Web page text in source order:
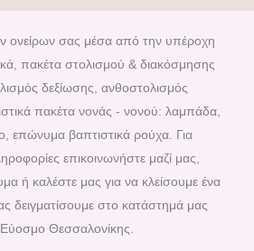
t
e
r
e
s
t
t
a
g
r
a
m
t
u
b
ονείρων σας μέσα από την υπέροχη
πακέτα στολισμού & διακόσμησης
δεξίωσης, ανθοστολισμός
πακέτα νονάς - νονού: λαμπάδα,
επώνυμα βαπτιστικά ρούχα. Για
επικοινωνήστε μαζί μας,
ή καλέστε μας για να κλείσουμε ένα
δειγματίσουμε στο κατάστημά μας
Θεσσαλονίκης.